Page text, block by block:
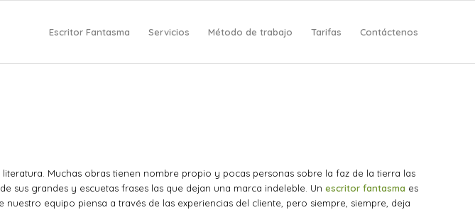
Escritor Fantasma Servicios Método de trabajo Tarifas Contáctenos
Muchas obras tienen nombre propio y pocas personas sobre la faz de la tierra las
sus grandes y escuetas frases las que dejan una marca indeleble. Un escritor fantasma es
nuestro equipo piensa a través de las experiencias del cliente, pero siempre, siempre, deja